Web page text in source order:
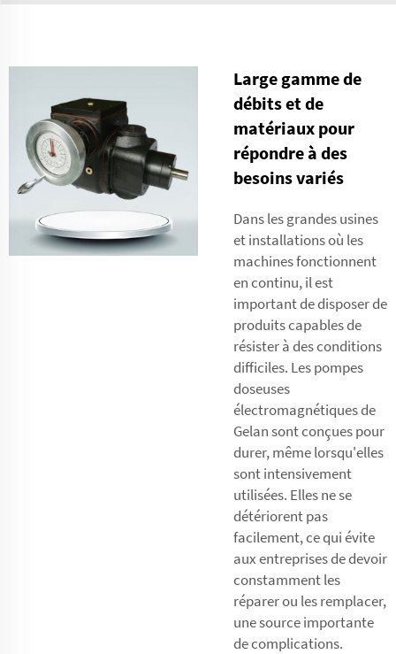
Large gamme de
débits et de
matériaux pour
répondre à des
besoins variés
Dans les grandes usines
et installations où les
machines fonctionnent
en continu, il est
important de disposer de
produits capables de
résister à des conditions
difficiles. Les pompes
doseuses
électromagnétiques de
Gelan sont conçues pour
durer, même lorsqu'elles
sont intensivement
utilisées. Elles ne se
détériorent pas
facilement, ce qui évite
aux entreprises de devoir
constamment les
réparer ou les remplacer,
une source importante
de complications.